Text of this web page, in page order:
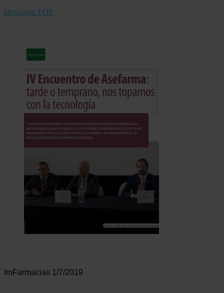
Descargar PDF
ImFarmacias 1/7/2019